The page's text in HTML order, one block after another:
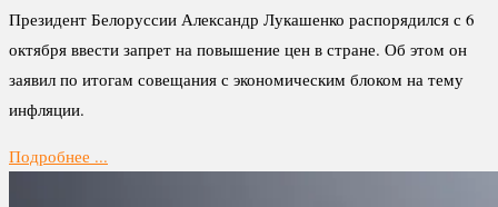
Президент Белоруссии Александр Лукашенко распорядился с 6
октября ввести запрет на повышение цен в стране. Об этом он
заявил по итогам совещания с экономическим блоком на тему
инфляции.
Подробнее ...